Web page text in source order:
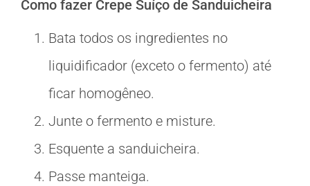
Como fazer Crepe Suíço de Sanduicheira
Bata todos os ingredientes no
liquidificador (exceto o fermento) até
ficar homogêneo.
Junte o fermento e misture.
Esquente a sanduicheira.
Passe manteiga.